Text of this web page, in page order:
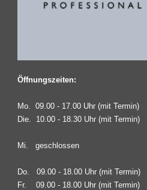
Öffnungszeiten:
Mo. 09.00 - 17.00 Uhr (mit Termin)
Die. 10.00 - 18.30 Uhr (mit Termin)
Mi. geschlossen
Do. 09.00 - 18.00 Uhr (mit Termin)
Fr. 09.00 - 18.00 Uhr (mit Termin)